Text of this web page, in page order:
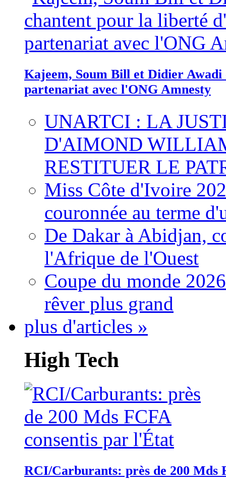
Kajeem, Soum Bill et Didier
partenariat avec l'ONG Amnesty
UNARTCI : LA
D'AIMOND
RESTITUER LE
Miss Côte d'Ivoire
couronnée au terme
De Dakar à Abidjan,
l'Afrique de l'Ouest
Coupe du monde
rêver plus grand
plus d'articles »
High Tech
RCI/Carburants: près de 200 Mds